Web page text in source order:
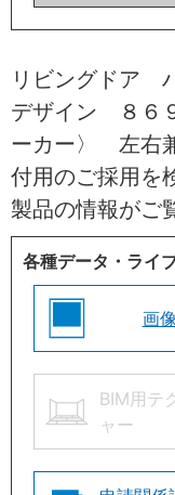
リビングドア
デザイン ８６
ーカー〉 左右
付用のご採用を
製品の情報がご
各種データ・ライ
画
BIM用テ
ャー